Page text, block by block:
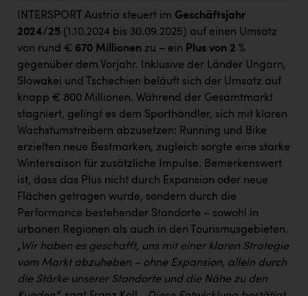
Jane Goodall Institute Austria
Kärcher
Karin Liedl
KEBA
KIWI Kinderwunsch Institut Dr. Loimer
KLIPP Frisör
Kleider Bauer
Kremsmüller Anlagenbau GmbH
Maximarkt
Oldtimer Raststationen und Motorhotels
INTERSPORT Austria steuert im Geschäftsjahr
2024/25 (1.10.2024 bis 30.09.2025) auf einen Umsatz
von rund € 670 Millionen zu – ein Plus von 2 %
gegenüber dem Vorjahr. Inklusive der Länder Ungarn,
Slowakei und Tschechien beläuft sich der Umsatz auf
knapp € 800 Millionen. Während der Gesamtmarkt
stagniert, gelingt es dem Sporthändler, sich mit klaren
Wachstumstreibern abzusetzen: Running und Bike
erzielten neue Bestmarken, zugleich sorgte eine starke
Wintersaison für zusätzliche Impulse. Bemerkenswert
ist, dass das Plus nicht durch Expansion oder neue
Flächen getragen wurde, sondern durch die
Performance bestehender Standorte – sowohl in
urbanen Regionen als auch in den Tourismusgebieten.
„Wir haben es geschafft, uns mit einer klaren Strategie
vom Markt abzuheben – ohne Expansion, allein durch
die Stärke unserer Standorte und die Nähe zu den